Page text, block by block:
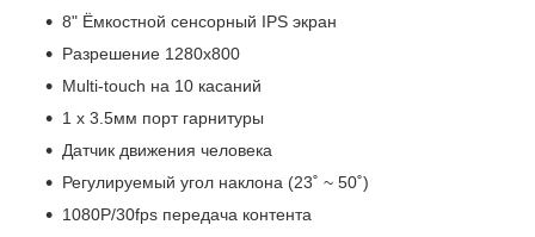
8" Ёмкостной сенсорный IPS экран
Разрешение 1280х800
Multi-touch на 10 касаний
1 х 3.5мм порт гарнитуры
Датчик движения человека
Регулируемый угол наклона (23˚ ~ 50˚)
1080P/30fps передача контента